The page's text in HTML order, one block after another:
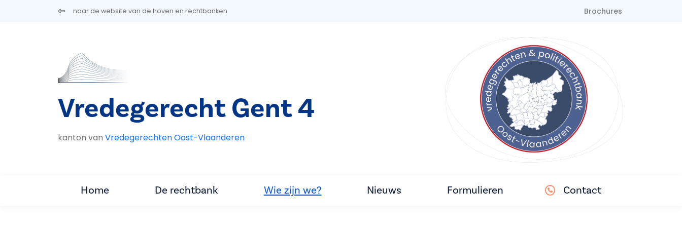
Overslaan en naar de inhoud gaannaar de website van de hoven en rechtbanken Brochures
Vredegerecht Gent 4
kanton van Vredegerechten Oost-Vlaanderen
Home De rechtbank Wie zijn we? Nieuws Formulieren Contact